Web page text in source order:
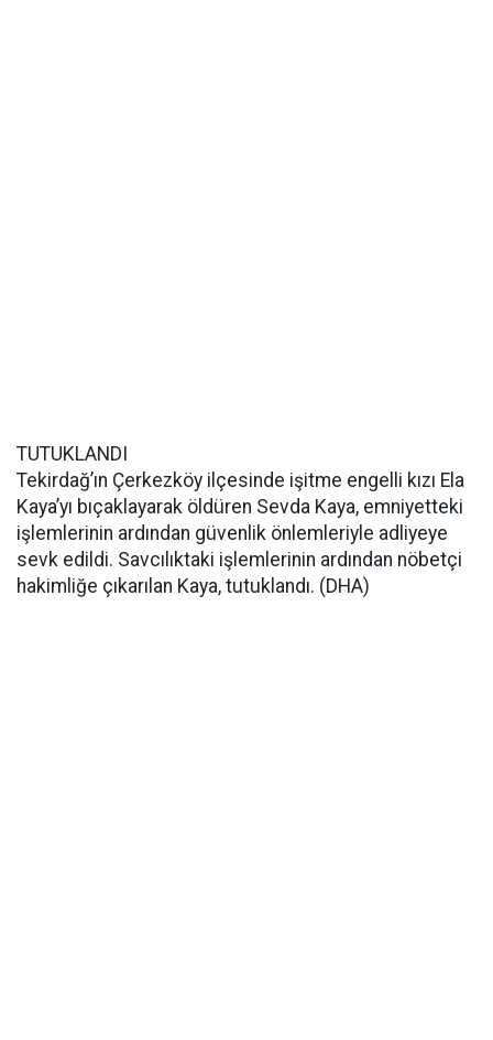
TUTUKLANDI
Tekirdağ’ın Çerkezköy ilçesinde işitme engelli kızı Ela
Kaya’yı bıçaklayarak öldüren Sevda Kaya, emniyetteki
işlemlerinin ardından güvenlik önlemleriyle adliyeye
sevk edildi. Savcılıktaki işlemlerinin ardından nöbetçi
hakimliğe çıkarılan Kaya, tutuklandı. (DHA)